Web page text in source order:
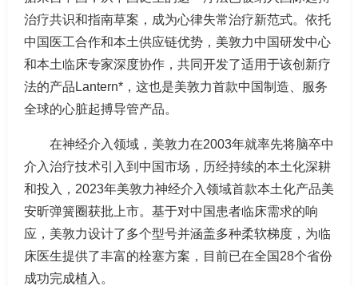
治疗共识和指南草案，成为心律失常治疗新范式。依托
中国医工合作和本土供应链优势，美敦力中国研发中心
和本土临床专家深度协作，共同开发了适用于该创新疗
法的产品Lantern*，这也是美敦力首款中国制造、服务
全球的心脏起搏导管产品。
在神经介入领域，美敦力在2003年就率先将脑卒中
介入治疗技术引入到中国市场，历经持续的本土化深耕
和投入，2023年美敦力神经介入领域首款本土化产品美
安昕弹簧圈获批上市。基于对中国患者临床需求的响
应，美敦力设计了多个型号并涵盖多种柔软梯度，为临
床医生提供了丰富的栓塞方案，目前已在全国28个省份
成功完成植入。